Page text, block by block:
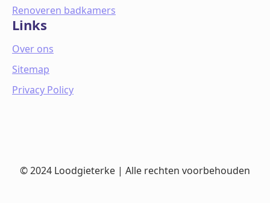
Renoveren badkamers
Links
Over ons
Sitemap
Privacy Policy
© 2024 Loodgieterke | Alle rechten voorbehouden